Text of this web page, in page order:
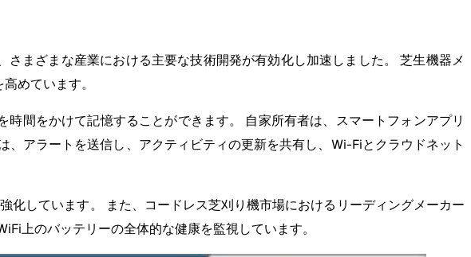
まざまな産業における主要な技術開発が有効化し加速しました。 芝生機器メ
めています。
間をかけて記憶することができます。 自家所有者は、スマートフォンアプリ
アラートを送信し、アクティビティの更新を共有し、Wi-Fiとクラウドネット
しています。 また、コードレス芝刈り機市場におけるリーディングメーカー
上のバッテリーの全体的な健康を監視しています。